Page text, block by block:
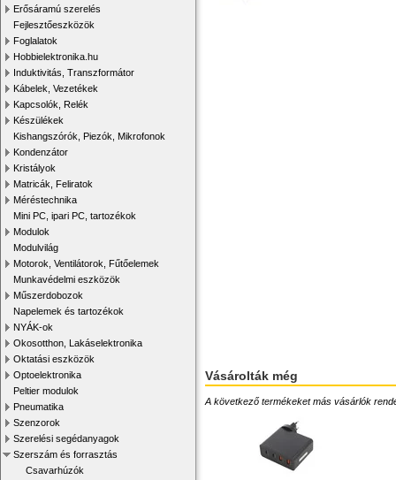
Erősáramú szerelés
Fejlesztőeszközök
Foglalatok
Hobbielektronika.hu
Induktivitás, Transzformátor
Kábelek, Vezetékek
Kapcsolók, Relék
Készülékek
Kishangszórók, Piezók, Mikrofonok
Kondenzátor
Kristályok
Matricák, Feliratok
Méréstechnika
Mini PC, ipari PC, tartozékok
Modulok
Modulvilág
Motorok, Ventilátorok, Fűtőelemek
Munkavédelmi eszközök
Műszerdobozok
Napelemek és tartozékok
NYÁK-ok
Okosotthon, Lakáselektronika
Oktatási eszközök
Optoelektronika
Peltier modulok
Pneumatika
Szenzorok
Szerelési segédanyagok
Szerszám és forrasztás
Csavarhúzók
Vásárolták még
A következő termékeket más vásárlók